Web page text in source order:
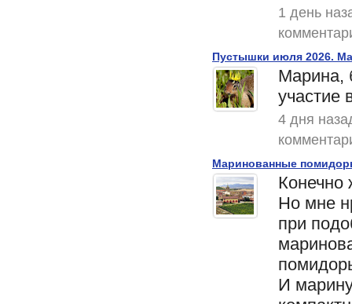
1 день
Пустышки июля 2026.
Марина,
участие
4 дня
Маринованные
Конечно
Но мне
при
И